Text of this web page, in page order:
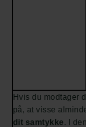
Hvis du modtager
på, at visse
dit samtykke. I